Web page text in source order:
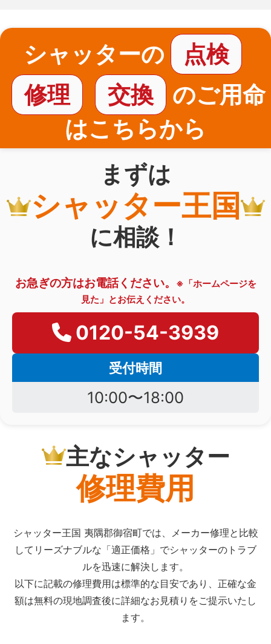
シャッターの
点検
修理
交換
のご用命
はこちらから
まずは
シャッター王国
に相談！
お急ぎの方はお電話ください。
※「ホームページを
見た」とお伝えください。
0120-54-3939
受付時間
10:00〜18:00
主なシャッター
修理費用
シャッター王国 夷隅郡御宿町では、メーカー修理と比較
してリーズナブルな「適正価格」でシャッターのトラブ
ルを迅速に解決します。
以下に記載の修理費用は標準的な目安であり、正確な金
額は無料の現地調査後に詳細なお見積りをご提示いたし
ます。